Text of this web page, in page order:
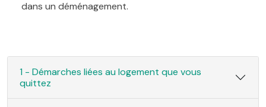
dans un déménagement.
1 - Démarches liées au logement que vous
quittez